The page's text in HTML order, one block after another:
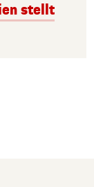
stellt